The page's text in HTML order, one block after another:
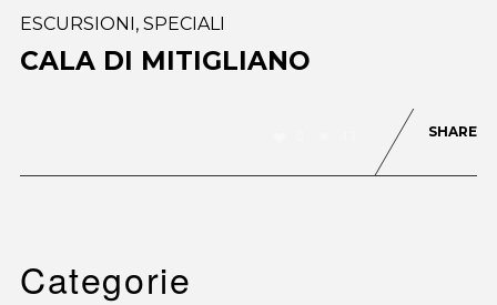
ESCURSIONI, SPECIALI
CALA DI MITIGLIANO
SHARE
Categorie